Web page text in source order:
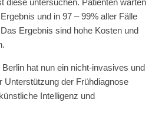
und in 97 – 99% aller Fälle
Ergebnis sind hohe Kosten und
hat nun ein nicht-invasives und
der Frühdiagnose
Intelligenz und